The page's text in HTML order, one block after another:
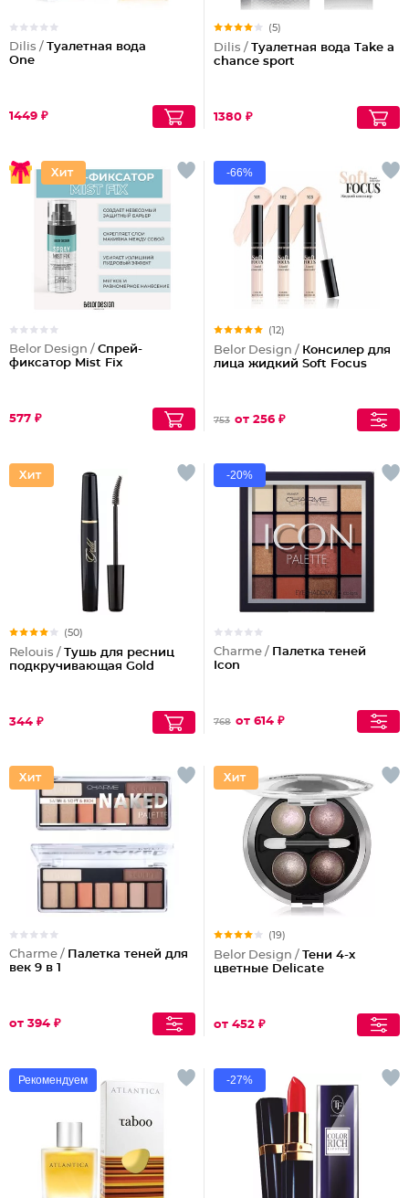
Dilis / Туалетная вода
One
1449 ₽
(5)
Dilis / Туалетная вода Take a
chance sport
1380 ₽
Belor Design / Спрей-
фиксатор Mist Fix
577 ₽
-66%
(12)
Belor Design / Консилер для
лица жидкий Soft Focus
753 от 256 ₽
(50)
Relouis / Тушь для ресниц
подкручивающая Gold
344 ₽
-20%
Charme / Палетка теней
Icon
768 от 614 ₽
Charme / Палетка теней для
век 9 в 1
от 394 ₽
(19)
Belor Design / Тени 4-х
цветные Delicate
от 452 ₽
Рекомендуем -27%